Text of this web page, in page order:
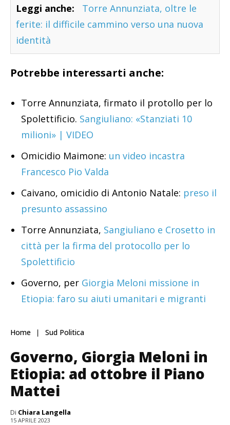
Leggi anche:
Torre Annunziata, oltre le
ferite: il difficile cammino verso una nuova
identità
Potrebbe interessarti anche:
Torre Annunziata, firmato il protollo per lo
Spolettificio. Sangiuliano: «Stanziati 10
milioni» | VIDEO
Omicidio Maimone: un video incastra
Francesco Pio Valda
Caivano, omicidio di Antonio Natale: preso il
presunto assassino
Torre Annunziata, Sangiuliano e Crosetto in
città per la firma del protocollo per lo
Spolettificio
Governo, per Giorgia Meloni missione in
Etiopia: faro su aiuti umanitari e migranti
Home Sud Politica
Governo, Giorgia Meloni in
Etiopia: ad ottobre il Piano
Mattei
Di Chiara Langella
15 APRILE 2023